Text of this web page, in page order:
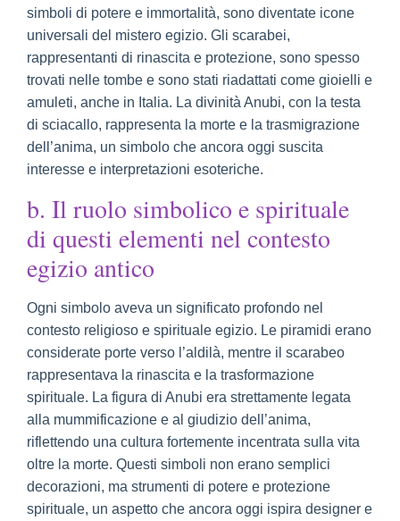
simboli di potere e immortalità, sono diventate icone
universali del mistero egizio. Gli scarabei,
rappresentanti di rinascita e protezione, sono spesso
trovati nelle tombe e sono stati riadattati come gioielli e
amuleti, anche in Italia. La divinità Anubi, con la testa
di sciacallo, rappresenta la morte e la trasmigrazione
dell’anima, un simbolo che ancora oggi suscita
interesse e interpretazioni esoteriche.
b. Il ruolo simbolico e spirituale
di questi elementi nel contesto
egizio antico
Ogni simbolo aveva un significato profondo nel
contesto religioso e spirituale egizio. Le piramidi erano
considerate porte verso l’aldilà, mentre il scarabeo
rappresentava la rinascita e la trasformazione
spirituale. La figura di Anubi era strettamente legata
alla mummificazione e al giudizio dell’anima,
riflettendo una cultura fortemente incentrata sulla vita
oltre la morte. Questi simboli non erano semplici
decorazioni, ma strumenti di potere e protezione
spirituale, un aspetto che ancora oggi ispira designer e